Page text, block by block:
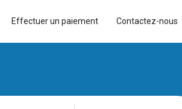
Effectuer un paiement Contactez-nous